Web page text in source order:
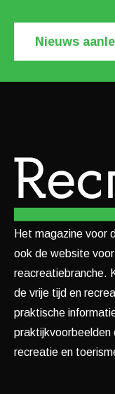
Nieuws
Het magazine voor
ook de website
reacreatiebranche.
de vrije tijd en
praktische
praktijkvoorbeelden
recreatie en